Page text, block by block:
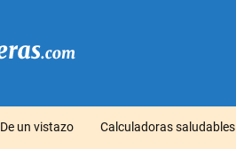
De un vistazo Calculadoras saludables